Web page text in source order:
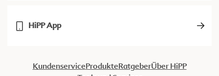
HiPP App
KundenserviceProdukteRatgeberÜber HiPP